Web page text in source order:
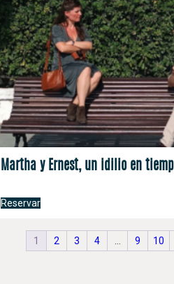
Martha y Ernest, un idilio en
Reservar
1 2 3 4 9 10